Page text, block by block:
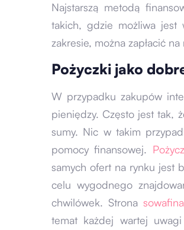
Najstarszą metodą
takich, gdzie możliwa jest
zakresie, można zapłacić
Pożyczki jako
W przypadku zakupów
pieniędzy. Często jest tak,
sumy. Nic w takim
pomocy finansowej.
samych ofert na rynku jest
celu wygodnego
chwilówek. Strona
temat każdej wartej